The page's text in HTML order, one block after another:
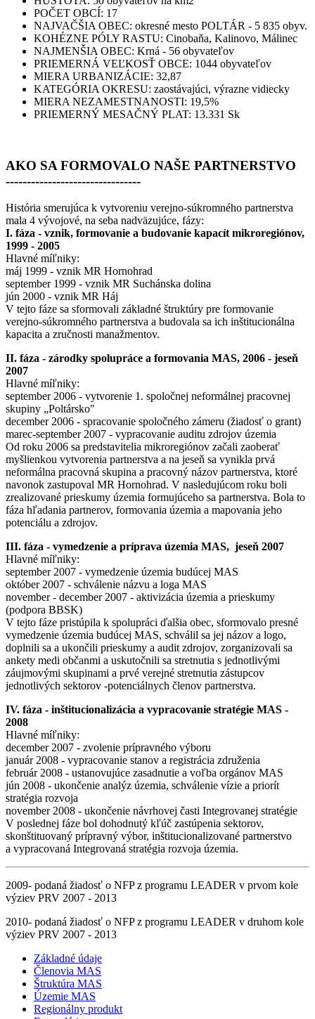
POČET OBCÍ: 17
NAJVAČŠIA OBEC: okresné mesto POLTÁR - 5 835 obyv.
KOHÉZNE PÓLY RASTU: Cinobaňa, Kalinovo, Málinec
NAJMENŠIA OBEC: Krná - 56 obyvateľov
PRIEMERNÁ VEĽKOSŤ OBCE: 1044 obyvateľov
MIERA URBANIZÁCIE: 32,87
KATEGÓRIA OKRESU: zaostávajúci, výrazne vidiecky
MIERA NEZAMESTNANOSTI: 19,5%
PRIEMERNÝ MESAČNÝ PLAT: 13.331 Sk
AKO SA FORMOVALO NAŠE PARTNERSTVO
--------------------------------
História smerujúca k vytvoreniu verejno-súkromného partnerstva
mala 4 vývojové, na seba nadväzujúce, fázy:
I. fáza - vznik, formovanie a budovanie kapacít mikroregiónov,
1999 - 2005
Hlavné míľniky:
máj 1999 - vznik MR Hornohrad
september 1999 - vznik MR Suchánska dolina
jún 2000 - vznik MR Háj
V tejto fáze sa sformovali základné štruktúry pre formovanie
verejno-súkromného partnerstva a budovala sa ich inštitucionálna
kapacita a zručnosti manažmentov.
II. fáza - zárodky spolupráce a formovania MAS, 2006 - jeseň
2007
Hlavné míľniky:
september 2006 - vytvorenie 1. spoločnej neformálnej pracovnej
skupiny „Poltársko"
december 2006 - spracovanie spoločného zámeru (žiadosť o grant)
marec-september 2007 - vypracovanie auditu zdrojov územia
Od roku 2006 sa predstavitelia mikroregiónov začali zaoberať
myšlienkou vytvorenia partnerstva a na jeseň sa vynikla prvá
neformálna pracovná skupina a pracovný názov partnerstva, ktoré
navonok zastupoval MR Hornohrad. V nasledujúcom roku boli
zrealizované prieskumy územia formujúceho sa partnerstva. Bola to
fáza hľadania partnerov, formovania územia a mapovania jeho
potenciálu a zdrojov.
III. fáza - vymedzenie a príprava územia MAS, jeseň 2007
Hlavné míľniky:
september 2007 - vymedzenie územia budúcej MAS
október 2007 - schválenie názvu a loga MAS
november - december 2007 - aktivizácia územia a prieskumy
(podpora BBSK)
V tejto fáze pristúpila k spolupráci ďalšia obec, sformovalo presné
vymedzenie územia budúcej MAS, schválil sa jej názov a logo,
doplnili sa a ukončili prieskumy a audit zdrojov, zorganizovali sa
ankety medi občanmi a uskutočnili sa stretnutia s jednotlivými
záujmovými skupinami a prvé verejné stretnutia zástupcov
jednotlivých sektorov -potenciálnych členov partnerstva.
IV. fáza - inštitucionalizácia a vypracovanie stratégie MAS -
2008
Hlavné míľniky:
december 2007 - zvolenie prípravného výboru
január 2008 - vypracovanie stanov a registrácia združenia
február 2008 - ustanovujúce zasadnutie a voľba orgánov MAS
jún 2008 - ukončenie analýz územia, schválenie vízie a priorít
stratégia rozvoja
november 2008 - ukončenie návrhovej časti Integrovanej stratégie
V poslednej fáze bol dohodnutý kľúč zastúpenia sektorov,
skonštituovaný prípravný výbor, inštitucionalizované partnerstvo
a vypracovaná Integrovaná stratégia rozvoja územia.
2009- podaná žiadosť o NFP z programu LEADER v prvom kole
výziev PRV 2007 - 2013
2010- podaná žiadosť o NFP z programu LEADER v druhom kole
výziev PRV 2007 - 2013
Základné údaje
Členovia MAS
Štruktúra MAS
Územie MAS
Regionálny produkt